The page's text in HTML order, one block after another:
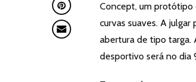
Concept, um protótipo
curvas suaves. A
abertura de tipo targa.
desportivo será no dia